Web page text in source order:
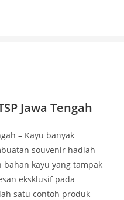
Jawa Tengah
– Kayu banyak
souvenir hadiah
kayu yang tampak
eksklusif pada
satu contoh produk